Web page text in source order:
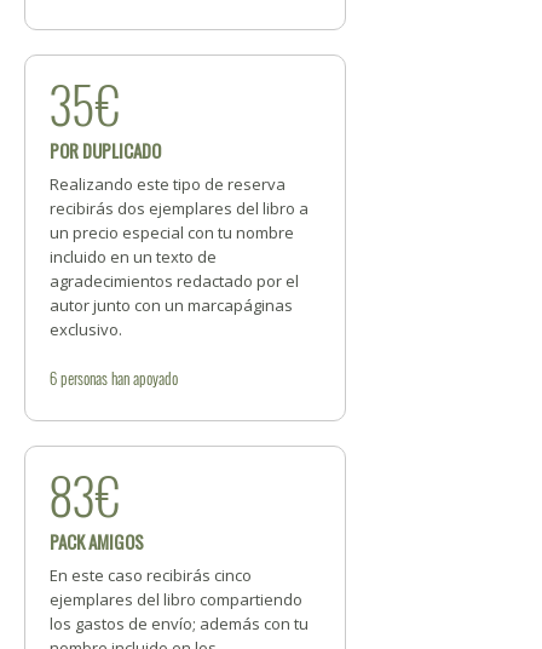
35€
POR DUPLICADO
Realizando este tipo de reserva
recibirás dos ejemplares del libro a
un precio especial con tu nombre
incluido en un texto de
agradecimientos redactado por el
autor junto con un marcapáginas
exclusivo.
6personashan apoyado
83€
PACK AMIGOS
En este caso recibirás cinco
ejemplares del libro compartiendo
los gastos de envío; además con tu